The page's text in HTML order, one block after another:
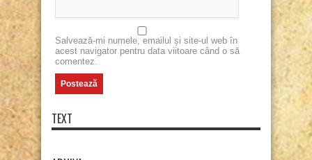
Salvează-mi numele, emailul și site-ul web în
acest navigator pentru data viitoare când o să
comentez.
TEXT